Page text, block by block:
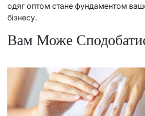
одяг оптом стане фундаментом
бізнесу.
Вам Може